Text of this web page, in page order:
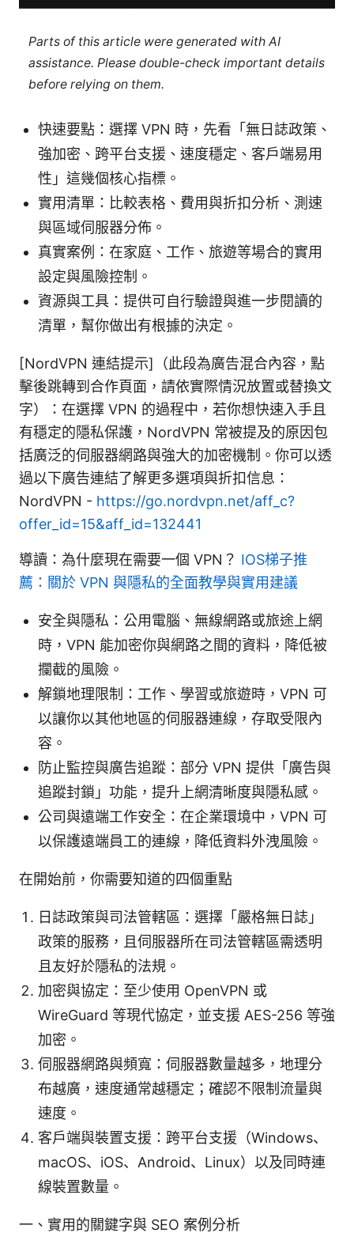
Parts of this article were generated with AI
assistance. Please double-check important details
before relying on them.
快速要點：選擇 VPN 時，先看「無日誌政策、
強加密、跨平台支援、速度穩定、客戶端易用
性」這幾個核心指標。
實用清單：比較表格、費用與折扣分析、測速
與區域伺服器分佈。
真實案例：在家庭、工作、旅遊等場合的實用
設定與風險控制。
資源與工具：提供可自行驗證與進一步閱讀的
清單，幫你做出有根據的決定。
[NordVPN 連結提示]（此段為廣告混合內容，點
擊後跳轉到合作頁面，請依實際情況放置或替換文
字）：在選擇 VPN 的過程中，若你想快速入手且
有穩定的隱私保護，NordVPN 常被提及的原因包
括廣泛的伺服器網路與強大的加密機制。你可以透
過以下廣告連結了解更多選項與折扣信息：
NordVPN - https://go.nordvpn.net/aff_c?
offer_id=15&aff_id=132441
導讀：為什麼現在需要一個 VPN？ IOS梯子推
薦：關於 VPN 與隱私的全面教學與實用建議
安全與隱私：公用電腦、無線網路或旅途上網
時，VPN 能加密你與網路之間的資料，降低被
攔截的風險。
解鎖地理限制：工作、學習或旅遊時，VPN 可
以讓你以其他地區的伺服器連線，存取受限內
容。
防止監控與廣告追蹤：部分 VPN 提供「廣告與
追蹤封鎖」功能，提升上網清晰度與隱私感。
公司與遠端工作安全：在企業環境中，VPN 可
以保護遠端員工的連線，降低資料外洩風險。
在開始前，你需要知道的四個重點
日誌政策與司法管轄區：選擇「嚴格無日誌」
政策的服務，且伺服器所在司法管轄區需透明
且友好於隱私的法規。
加密與協定：至少使用 OpenVPN 或
WireGuard 等現代協定，並支援 AES-256 等強
加密。
伺服器網路與頻寬：伺服器數量越多，地理分
布越廣，速度通常越穩定；確認不限制流量與
速度。
客戶端與裝置支援：跨平台支援（Windows、
macOS、iOS、Android、Linux）以及同時連
線裝置數量。
一、實用的關鍵字與 SEO 案例分析